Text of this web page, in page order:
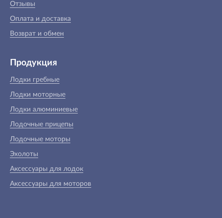
Отзывы
Оплата и доставка
Возврат и обмен
Продукция
Лодки гребные
Лодки моторные
Лодки алюминиевые
Лодочные прицепы
Лодочные моторы
Эхолоты
Аксессуары для лодок
Аксессуары для моторов